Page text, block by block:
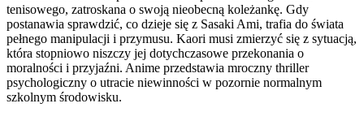
tenisowego, zatroskana o swoją nieobecną koleżankę. Gdy
postanawia sprawdzić, co dzieje się z Sasaki Ami, trafia do świata
pełnego manipulacji i przymusu. Kaori musi zmierzyć się z sytuacją,
która stopniowo niszczy jej dotychczasowe przekonania o
moralności i przyjaźni. Anime przedstawia mroczny thriller
psychologiczny o utracie niewinności w pozornie normalnym
szkolnym środowisku.